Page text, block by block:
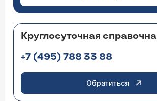
Круглосуточная
+7 (495) 788 33 88
Обратиться